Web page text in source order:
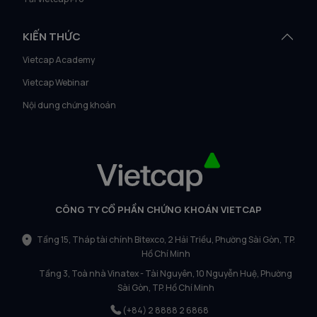
KIẾN THỨC
Vietcap Academy
Vietcap Webinar
Nội dung chứng khoán
CÔNG TY CỔ PHẦN CHỨNG KHOÁN VIETCAP
Tầng 15, Tháp tài chính Bitexco, 2 Hải Triều, Phường Sài Gòn, TP.
Hồ Chí Minh
Tầng 3, Toà nhà Vinatex - Tài Nguyên, 10 Nguyễn Huệ, Phường
Sài Gòn, TP. Hồ Chí Minh
(+84) 2 8888 2 6868